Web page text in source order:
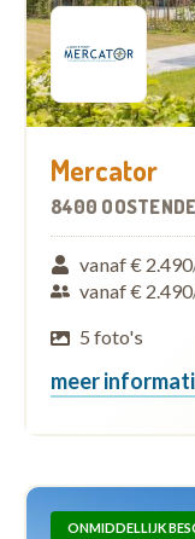
Mercator
8400 OOSTENDE
vanaf € 2.490
vanaf € 2.490
5 foto's
meer
ONMIDDELLIJK